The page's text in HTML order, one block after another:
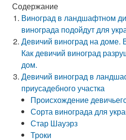
Содержание
Виноград в ландшафтном
винограда подойдут для
Девичий виноград на доме.
Как девичий виноград
дом.
Девичий виноград в
приусадебного участка
Происхождение
Сорта винограда для
Стар Шауэрз
Троки